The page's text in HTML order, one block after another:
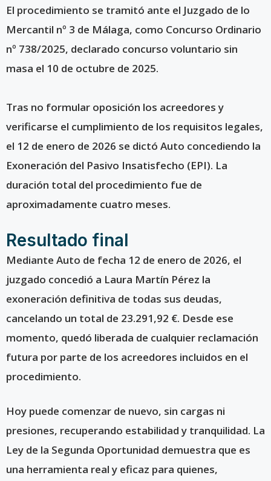
El procedimiento se tramitó ante el Juzgado de lo
Mercantil nº 3 de Málaga, como Concurso Ordinario
nº 738/2025, declarado concurso voluntario sin
masa el 10 de octubre de 2025.
Tras no formular oposición los acreedores y
verificarse el cumplimiento de los requisitos legales,
el 12 de enero de 2026 se dictó Auto concediendo la
Exoneración del Pasivo Insatisfecho (EPI). La
duración total del procedimiento fue de
aproximadamente cuatro meses.
Resultado final
Mediante Auto de fecha 12 de enero de 2026, el
juzgado concedió a Laura Martín Pérez la
exoneración definitiva de todas sus deudas,
cancelando un total de 23.291,92 €. Desde ese
momento, quedó liberada de cualquier reclamación
futura por parte de los acreedores incluidos en el
procedimiento.
Hoy puede comenzar de nuevo, sin cargas ni
presiones, recuperando estabilidad y tranquilidad. La
Ley de la Segunda Oportunidad demuestra que es
una herramienta real y eficaz para quienes,